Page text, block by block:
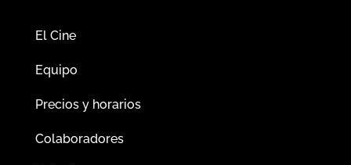
El Cine
Equipo
Precios y horarios
Colaboradores